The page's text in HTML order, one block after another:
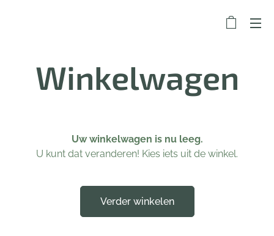
Winkelwagen
Uw winkelwagen is nu leeg.
U kunt dat veranderen! Kies iets uit de winkel.
Verder winkelen